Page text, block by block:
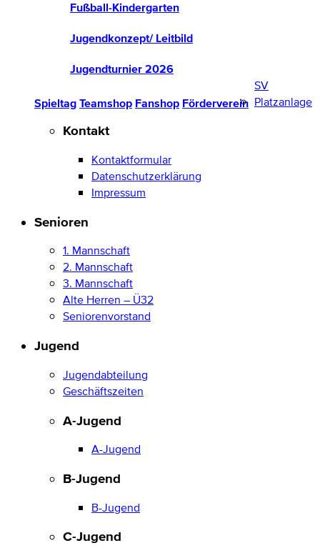
Fußball-Kindergarten
Jugendkonzept/ Leitbild
Jugendturnier 2026
Spieltag Teamshop Fanshop Förderverein
SV
Platzanlage
Kontakt
Kontaktformular
Datenschutzerklärung
Impressum
Senioren
1. Mannschaft
2. Mannschaft
3. Mannschaft
Alte Herren – Ü32
Seniorenvorstand
Jugend
Jugendabteilung
Geschäftszeiten
A-Jugend
A-Jugend
B-Jugend
B-Jugend
C-Jugend